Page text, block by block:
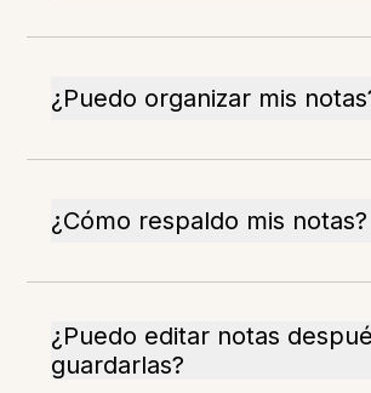
¿Puedo organizar mis
¿Cómo respaldo mis notas?
¿Puedo editar notas
guardarlas?